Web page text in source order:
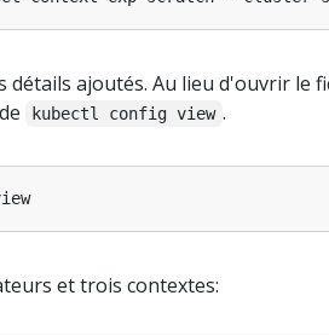
détails ajoutés. Au lieu d'ouvrir le
kubectl config view .
et trois contextes: